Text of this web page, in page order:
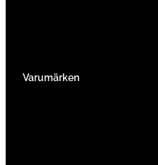
Varumärken